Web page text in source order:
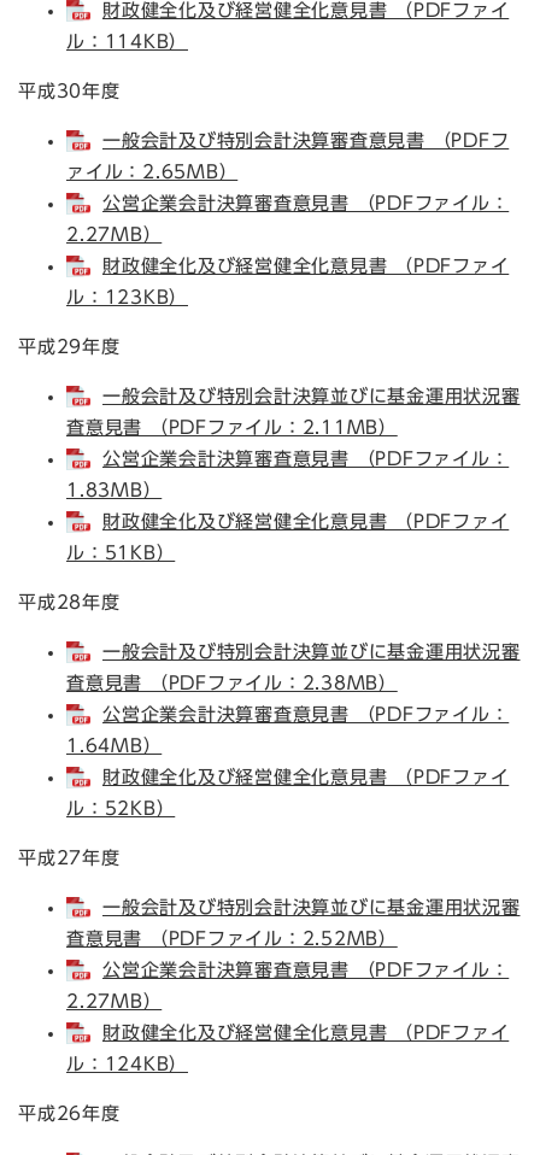
財政健全化及び経営健全化意見書 （PDFファイ
ル：114KB）
平成30年度
一般会計及び特別会計決算審査意見書 （PDFフ
ァイル：2.65MB）
公営企業会計決算審査意見書 （PDFファイル：
2.27MB）
財政健全化及び経営健全化意見書 （PDFファイ
ル：123KB）
平成29年度
一般会計及び特別会計決算並びに基金運用状況審
査意見書 （PDFファイル：2.11MB）
公営企業会計決算審査意見書 （PDFファイル：
1.83MB）
財政健全化及び経営健全化意見書 （PDFファイ
ル：51KB）
平成28年度
一般会計及び特別会計決算並びに基金運用状況審
査意見書 （PDFファイル：2.38MB）
公営企業会計決算審査意見書 （PDFファイル：
1.64MB）
財政健全化及び経営健全化意見書 （PDFファイ
ル：52KB）
平成27年度
一般会計及び特別会計決算並びに基金運用状況審
査意見書 （PDFファイル：2.52MB）
公営企業会計決算審査意見書 （PDFファイル：
2.27MB）
財政健全化及び経営健全化意見書 （PDFファイ
ル：124KB）
平成26年度